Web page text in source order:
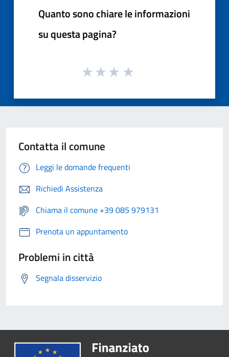
Quanto sono chiare le informazioni
su questa pagina?
Contatta il comune
Leggi le domande frequenti
Richiedi Assistenza
Chiama il comune +39 085 979131
Prenota un appuntamento
Problemi in città
Segnala disservizio